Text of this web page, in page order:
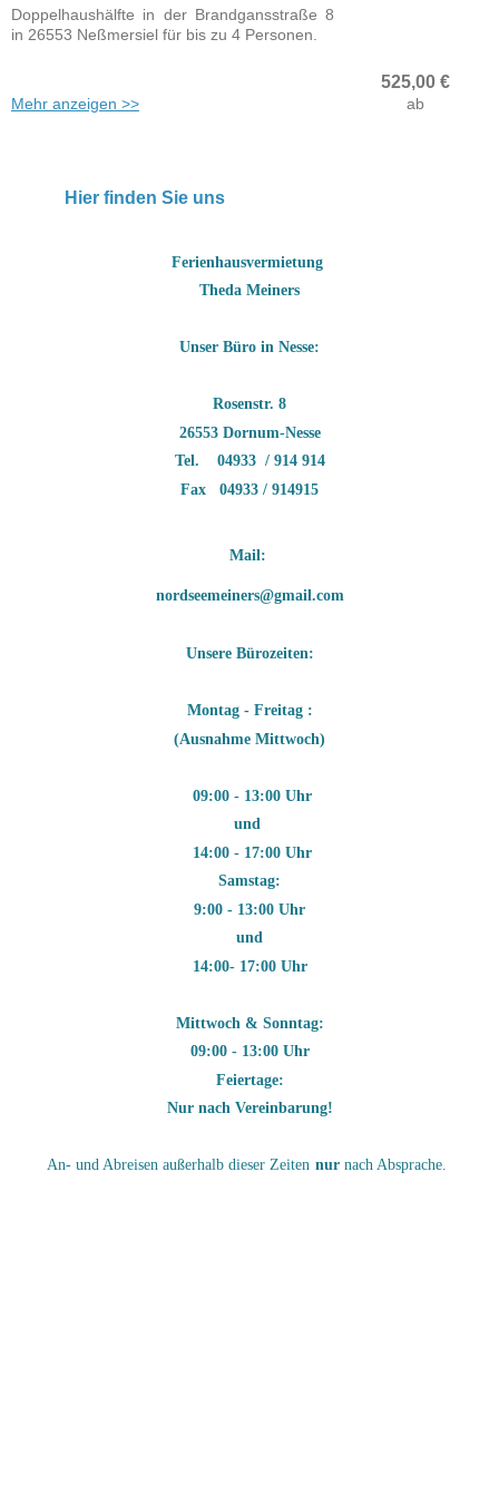
525,00 €
ab
Doppelhaushälfte in der Brandgansstraße 8
in 26553 Neßmersiel für bis zu 4 Personen.
Mehr anzeigen >>
Hier finden Sie uns
Ferienhausvermietung
Theda Meiners
Unser Büro in Nesse:
Rosenstr. 8
26553 Dornum-Nesse
Tel. 04933 / 914 914
Fax 04933 / 914915
Mail:
nordseemeiners@gmail.com
Unsere Bürozeiten:
Montag - Freitag :
(Ausnahme Mittwoch)
09:00 - 13:00 Uhr
und
14:00 - 17:00 Uhr
Samstag:
9:00 - 13:00 Uhr
und
14:00- 17:00 Uhr
Mittwoch & Sonntag:
09:00 - 13:00 Uhr
Feiertage:
Nur nach Vereinbarung!
An- und Abreisen außerhalb dieser Zeiten nur nach Absprache.